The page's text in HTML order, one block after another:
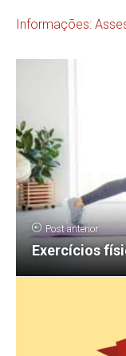
Informações:
Post anterior
Exercícios